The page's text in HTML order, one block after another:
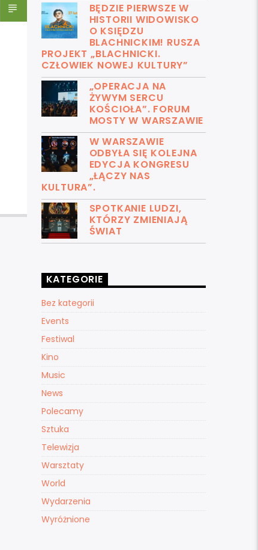
BĘDZIE PIERWSZE W
HISTORII WIDOWISKO
O KSIĘDZU
BLACHNICKIM! RUSZA
PROJEKT „BLACHNICKI.
CZŁOWIEK NOWEJ KULTURY”
„OPERACJA NA
ŻYWYM SERCU
KOŚCIOŁA”. FORUM
MOSTY W WARSZAWIE
W WARSZAWIE
ODBYŁA SIĘ KOLEJNA
EDYCJA KONGRESU
„ŁĄCZY NAS
KULTURA”.
SPOTKANIE LUDZI,
KTÓRZY ZMIENIAJĄ
ŚWIAT
KATEGORIE
Bez kategorii
Events
Festiwal
Kino
Music
News
Polecamy
Sztuka
Telewizja
Warsztaty
World
Wydarzenia
Wyróżnione